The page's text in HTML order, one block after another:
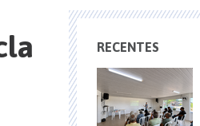
RECENTES